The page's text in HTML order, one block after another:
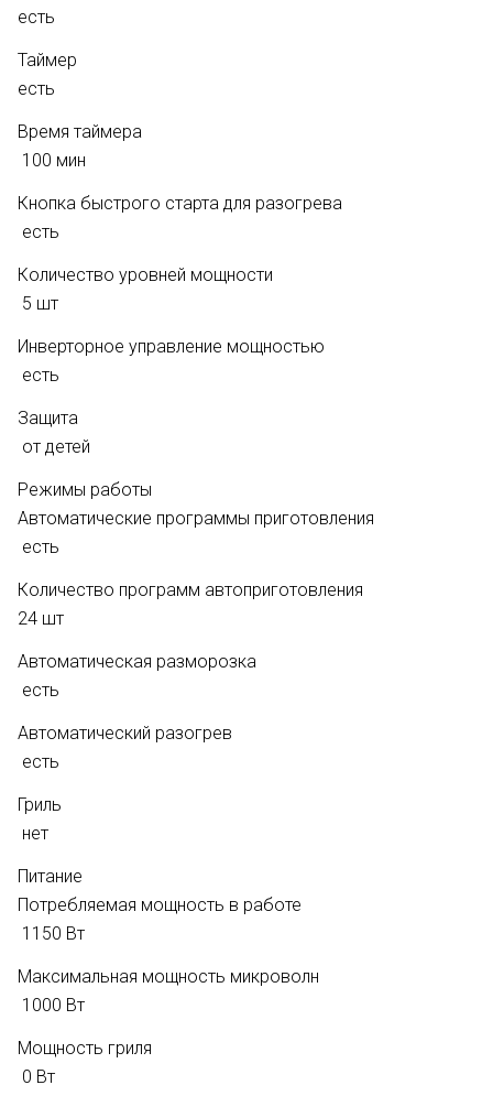
есть
Таймер
есть
Время таймера
100 мин
Кнопка быстрого старта для разогрева
есть
Количество уровней мощности
5 шт
Инверторное управление мощностью
есть
Защита
от детей
Режимы работы
Автоматические программы приготовления
есть
Количество программ автоприготовления
24 шт
Автоматическая разморозка
есть
Автоматический разогрев
есть
Гриль
нет
Питание
Потребляемая мощность в работе
1150 Вт
Максимальная мощность микроволн
1000 Вт
Мощность гриля
0 Вт